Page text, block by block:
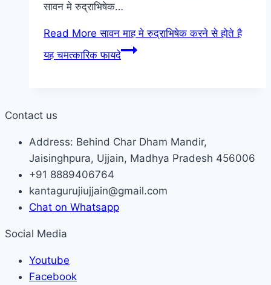
सावन मे रुद्राभिषेक…
Read More सावन माह मे रुद्राभिषेक करने से होते है
यह चमत्कारिक फायदे
Contact us
Address: Behind Char Dham Mandir,
Jaisinghpura, Ujjain, Madhya Pradesh 456006
+91 8889406764
kantagurujiujjain@gmail.com
Chat on Whatsapp
Social Media
Youtube
Facebook